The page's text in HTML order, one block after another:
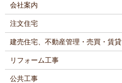
会社案内
注文住宅
建売住宅、不動産管理・売買・賃貸
リフォーム工事
公共工事